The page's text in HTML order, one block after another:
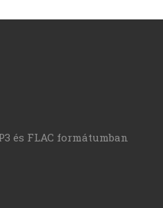
és FLAC formátumban